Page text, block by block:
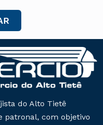
do Alto Tietê
patronal, com objetivo